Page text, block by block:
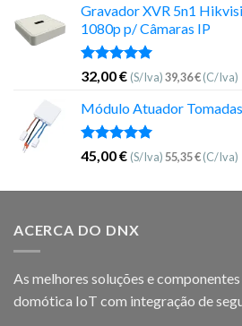
Gravador XVR 5n1
1080p p/ Câmaras IP
Avaliação
5.00
de 5
32,00€ (S/Iva)39,36€(C/Iva)
Módulo Atuador
Avaliação
5.00
de 5
45,00€ (S/Iva)55,35€(C/Iva)
ACERCA DO DNX
As melhores soluções e
domótica IoT com integração de